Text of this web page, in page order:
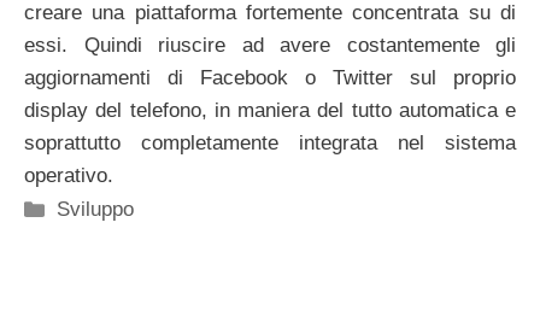
creare una piattaforma fortemente concentrata su di
essi. Quindi riuscire ad avere costantemente gli
aggiornamenti di Facebook o Twitter sul proprio
display del telefono, in maniera del tutto automatica e
soprattutto completamente integrata nel sistema
operativo.
Categorie
Sviluppo